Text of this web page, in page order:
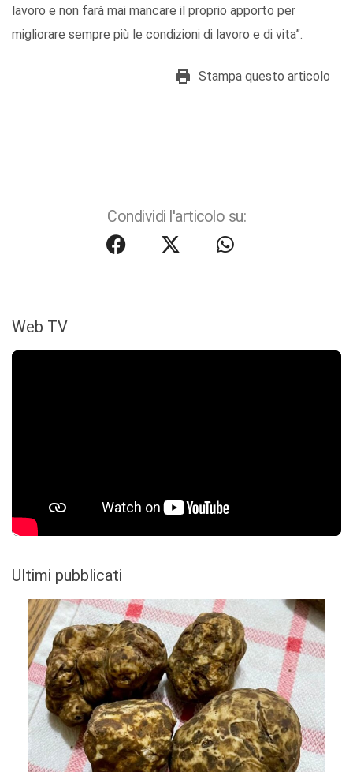
lavoro e non farà mai mancare il proprio apporto per
migliorare sempre più le condizioni di lavoro e di vita”.
Stampa questo articolo
Condividi l'articolo su:
Web TV
Ultimi pubblicati